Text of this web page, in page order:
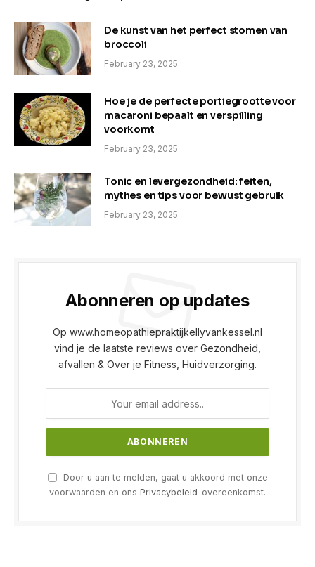
De kunst van het perfect stomen van
broccoli
February 23, 2025
Hoe je de perfecte portiegrootte voor
macaroni bepaalt en verspilling
voorkomt
February 23, 2025
Tonic en levergezondheid: feiten,
mythes en tips voor bewust gebruik
February 23, 2025
Abonneren op updates
Op www.homeopathiepraktijkellyvankessel.nl
vind je de laatste reviews over Gezondheid,
afvallen & Over je Fitness, Huidverzorging.
Door u aan te melden, gaat u akkoord met onze
voorwaarden en ons Privacybeleid-overeenkomst.